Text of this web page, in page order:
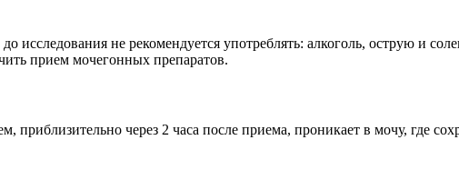
не рекомендуется употреблять: алкоголь, острую и
прием мочегонных препаратов.
приблизительно через 2 часа после приема, проникает в мочу, где